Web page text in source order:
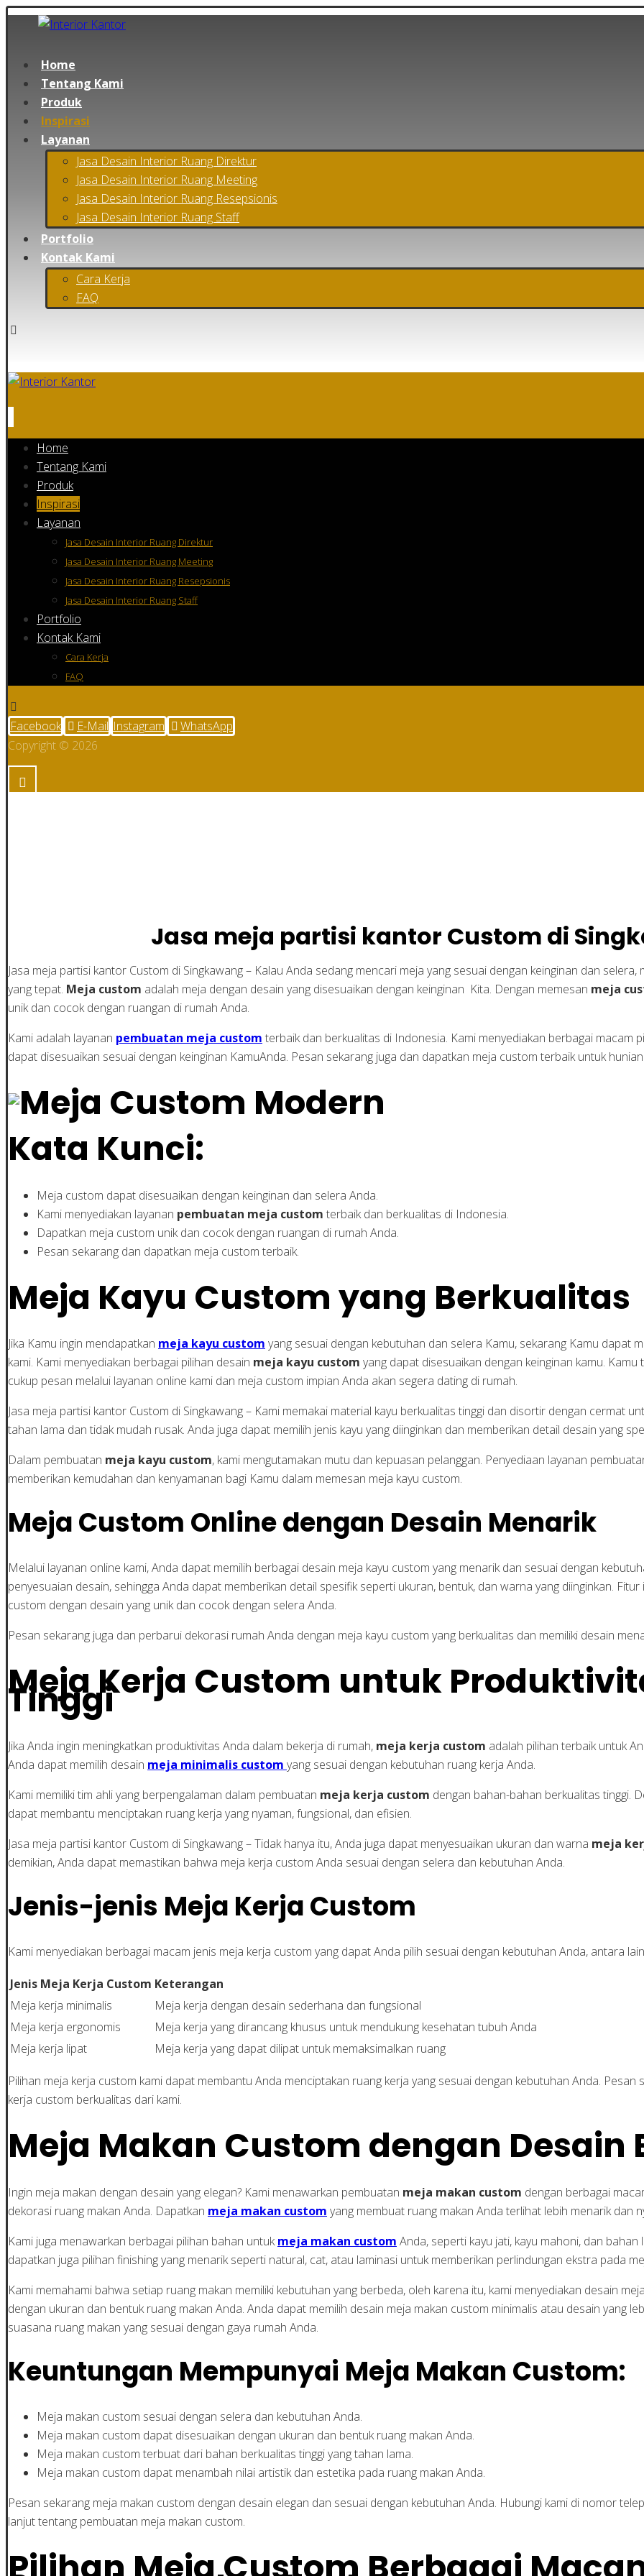
Home
Tentang Kami
Produk
Inspirasi
Layanan
Jasa Desain Interior Ruang Direktur
Jasa Desain Interior Ruang Meeting
Jasa Desain Interior Ruang Resepsionis
Jasa Desain Interior Ruang Staff
Portfolio
Kontak Kami
Cara Kerja
FAQ
Home
Tentang Kami
Produk
Inspirasi
Layanan
Jasa Desain Interior Ruang Direktur
Jasa Desain Interior Ruang Meeting
Jasa Desain Interior Ruang Resepsionis
Jasa Desain Interior Ruang Staff
Portfolio
Kontak Kami
Cara Kerja
FAQ
Facebook E-Mail Instagram
WhatsApp
Copyright © 2026
Jasa meja partisi kantor Custom di
Jasa meja partisi kantor Custom di Singkawang – Kalau Anda sedang mencari meja yang sesuai dengan keinginan dan selera,
yang tepat. Meja custom adalah meja dengan desain yang disesuaikan dengan keinginan Kita. Dengan memesan meja
unik dan cocok dengan ruangan di rumah Anda.
Kami adalah layanan pembuatan meja custom terbaik dan berkualitas di Indonesia. Kami menyediakan berbagai macam
dapat disesuaikan sesuai dengan keinginan KamuAnda. Pesan sekarang juga dan dapatkan meja custom terbaik untuk
Kata Kunci:
Meja custom dapat disesuaikan dengan keinginan dan selera Anda.
Kami menyediakan layanan pembuatan meja custom terbaik dan berkualitas di Indonesia.
Dapatkan meja custom unik dan cocok dengan ruangan di rumah Anda.
Pesan sekarang dan dapatkan meja custom terbaik.
Meja Kayu Custom yang Berkualitas
Jika Kamu ingin mendapatkan meja kayu custom yang sesuai dengan kebutuhan dan selera Kamu, sekarang Kamu dapat
kami. Kami menyediakan berbagai pilihan desain meja kayu custom yang dapat disesuaikan dengan keinginan kamu.
cukup pesan melalui layanan online kami dan meja custom impian Anda akan segera dating di rumah.
Jasa meja partisi kantor Custom di Singkawang – Kami memakai material kayu berkualitas tinggi dan disortir dengan cermat
tahan lama dan tidak mudah rusak. Anda juga dapat memilih jenis kayu yang diinginkan dan memberikan detail desain yang
Dalam pembuatan meja kayu custom, kami mengutamakan mutu dan kepuasan pelanggan. Penyediaan layanan
memberikan kemudahan dan kenyamanan bagi Kamu dalam memesan meja kayu custom.
Meja Custom Online dengan Desain Menarik
Melalui layanan online kami, Anda dapat memilih berbagai desain meja kayu custom yang menarik dan sesuai dengan
penyesuaian desain, sehingga Anda dapat memberikan detail spesifik seperti ukuran, bentuk, dan warna yang diinginkan. Fitur
custom dengan desain yang unik dan cocok dengan selera Anda.
Pesan sekarang juga dan perbarui dekorasi rumah Anda dengan meja kayu custom yang berkualitas dan memiliki desain
Meja Kerja Custom untuk
Tinggi
Jika Anda ingin meningkatkan produktivitas Anda dalam bekerja di rumah, meja kerja custom adalah pilihan terbaik untuk
Anda dapat memilih desain meja minimalis custom yang sesuai dengan kebutuhan ruang kerja Anda.
Kami memiliki tim ahli yang berpengalaman dalam pembuatan meja kerja custom dengan bahan-bahan berkualitas tinggi.
dapat membantu menciptakan ruang kerja yang nyaman, fungsional, dan efisien.
Jasa meja partisi kantor Custom di Singkawang – Tidak hanya itu, Anda juga dapat menyesuaikan ukuran dan warna meja
demikian, Anda dapat memastikan bahwa meja kerja custom Anda sesuai dengan selera dan kebutuhan Anda.
Jenis-jenis Meja Kerja Custom
Kami menyediakan berbagai macam jenis meja kerja custom yang dapat Anda pilih sesuai dengan kebutuhan Anda, antara
Jenis Meja Kerja Custom Keterangan
Meja kerja minimalis
Meja kerja dengan desain sederhana dan fungsional
Meja kerja ergonomis
Meja kerja yang dirancang khusus untuk mendukung kesehatan tubuh Anda
Meja kerja lipat
Meja kerja yang dapat dilipat untuk memaksimalkan ruang
Pilihan meja kerja custom kami dapat membantu Anda menciptakan ruang kerja yang sesuai dengan kebutuhan Anda. Pesan
kerja custom berkualitas dari kami.
Meja Makan Custom dengan Desain
Ingin meja makan dengan desain yang elegan? Kami menawarkan pembuatan meja makan custom dengan berbagai
dekorasi ruang makan Anda. Dapatkan meja makan custom yang membuat ruang makan Anda terlihat lebih menarik dan
Kami juga menawarkan berbagai pilihan bahan untukmeja makan custom Anda, seperti kayu jati, kayu mahoni, dan bahan
dapatkan juga pilihan finishing yang menarik seperti natural, cat, atau laminasi untuk memberikan perlindungan ekstra pada
Kami memahami bahwa setiap ruang makan memiliki kebutuhan yang berbeda, oleh karena itu, kami menyediakan desain
dengan ukuran dan bentuk ruang makan Anda. Anda dapat memilih desain meja makan custom minimalis atau desain yang
suasana ruang makan yang sesuai dengan gaya rumah Anda.
Keuntungan Mempunyai Meja Makan Custom:
Meja makan custom sesuai dengan selera dan kebutuhan Anda.
Meja makan custom dapat disesuaikan dengan ukuran dan bentuk ruang makan Anda.
Meja makan custom terbuat dari bahan berkualitas tinggi yang tahan lama.
Meja makan custom dapat menambah nilai artistik dan estetika pada ruang makan Anda.
Pesan sekarang meja makan custom dengan desain elegan dan sesuai dengan kebutuhan Anda. Hubungi kami di nomor
lanjut tentang pembuatan meja makan custom.